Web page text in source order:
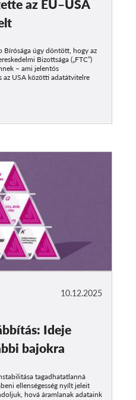
az EU–USA
Bírósága úgy döntött, hogy az
Bizottsága („FTC”)
– ami jelentős
az USA közötti adatátvitelre
10.12.2025
Ideje
bajokra
tagadhatatlanná
ellenségesség nyílt jeleit
hová áramlanak adataink